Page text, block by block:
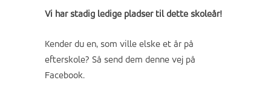
Vi har stadig ledige pladser til dette skoleår!
Kender du en, som ville elske et år på
efterskole? Så send dem denne vej på
Facebook.